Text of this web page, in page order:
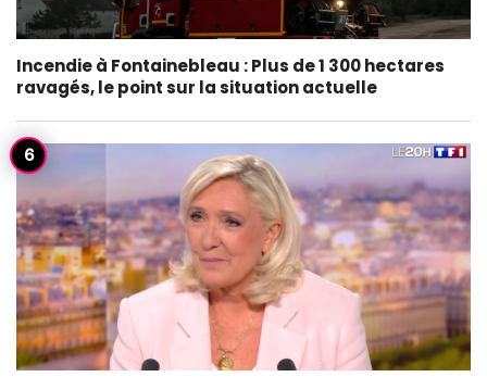
Incendie à Fontainebleau : Plus de 1 300 hectares
ravagés, le point sur la situation actuelle